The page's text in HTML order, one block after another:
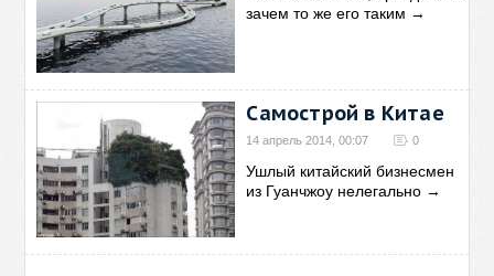
зачем то же его таким →
Самострой в Китае
14 апрель 2014, 00:07 0
Ушлый китайский бизнесмен
из Гуанчжоу нелегально →